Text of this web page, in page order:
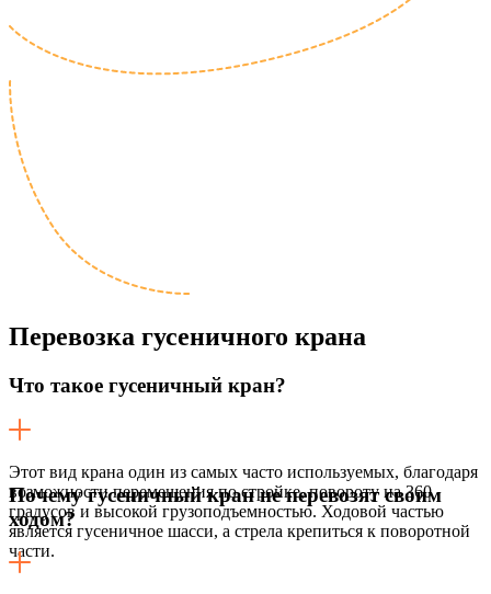
Перевозка гусеничного крана
Что такое гусеничный кран?
Этот вид крана один из самых часто используемых, благодаря
возможности перемещения по стройке, повороту на 360
градусов и высокой грузоподъемностью. Ходовой частью
является гусеничное шасси, а стрела крепиться к поворотной
части.
Почему гусеничный кран не перевозят своим
ходом?